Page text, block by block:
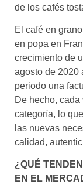
de los cafés
El café en
en popa en
crecimiento de
agosto de 2020
periodo una
De hecho,
categoría, lo
las nuevas
calidad,
¿QUÉ
EN EL